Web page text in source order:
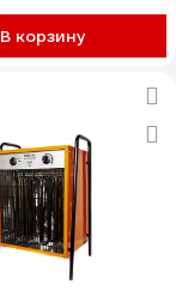
В корзину